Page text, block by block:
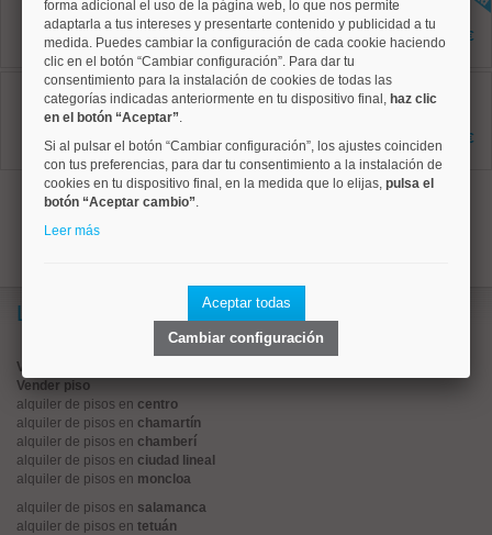
62 m²
2 dormitorios
2 baños
1.795 €
Tetuán, Valdeacederas
Ref: 50004217
1 baños
2.000 €
Lo más buscado
Valorar vivienda online
Vender piso
alquiler de pisos en centro
alquiler de pisos en chamartín
alquiler de pisos en chamberí
alquiler de pisos en ciudad lineal
alquiler de pisos en moncloa
alquiler de pisos en salamanca
alquiler de pisos en tetuán
forma adicional el uso de la página web, lo que nos permite
adaptarla a tus intereses y presentarte contenido y publicidad a tu
medida. Puedes cambiar la configuración de cada cookie haciendo
clic en el botón “Cambiar configuración”. Para dar tu
consentimiento para la instalación de cookies de todas las
categorías indicadas anteriormente en tu dispositivo final, haz clic
en el botón “Aceptar”.
Si al pulsar el botón “Cambiar configuración”, los ajustes coinciden
con tus preferencias, para dar tu consentimiento a la instalación de
cookies en tu dispositivo final, en la medida que lo elijas, pulsa el
botón “Aceptar cambio”.
Leer más
Aceptar todas
Cambiar configuración